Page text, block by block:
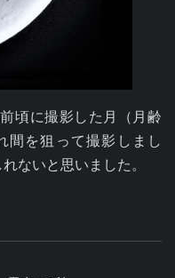
頃に撮影した月（月齢
間を狙って撮影しまし
ないと思いました。